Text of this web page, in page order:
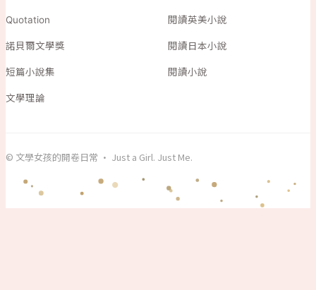
Quotation 閱讀英美小說
諾貝爾文學獎 閱讀日本小說
短篇小說集 閱讀小說
文學理論
© 文學女孩的開卷日常 · Just a Girl. Just Me.